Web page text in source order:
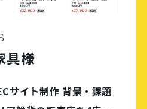
具様
サイト制作 背景・課題